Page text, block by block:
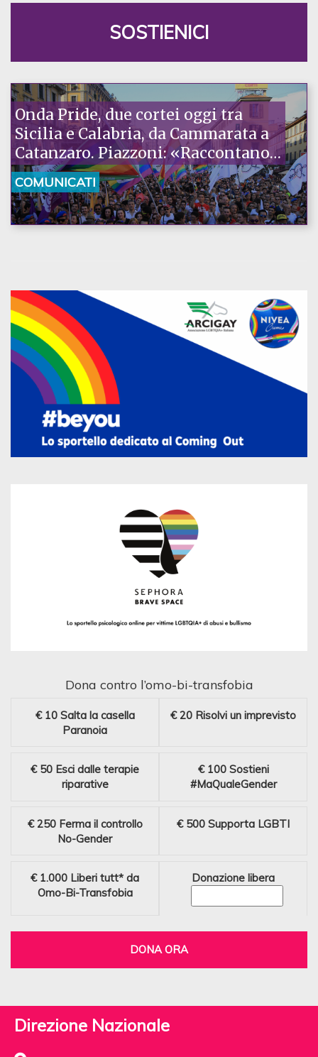
SOSTIENICI
Onda Pride, due cortei oggi tra
Sicilia e Calabria, da Cammarata a
Catanzaro. Piazzoni: «Raccontano
la nostra ostinazione»
COMUNICATI
Dona contro l’omo-bi-transfobia
€ 10 Salta la casella
Paranoia
€ 20 Risolvi un imprevisto
€ 50 Esci dalle terapie
riparative
€ 100 Sostieni
#MaQualeGender
€ 250 Ferma il controllo
No-Gender
€ 500 Supporta LGBTI
€ 1.000 Liberi tutt* da
Omo-Bi-Transfobia
Donazione libera
DONA ORA
Direzione Nazionale